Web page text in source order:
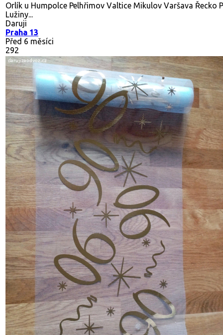
Orlík u Humpolce Pelhřimov Valtice Mikulov Varšava Řecko
Lužiny...
Daruji
Praha 13
Před 6 měsíci
292